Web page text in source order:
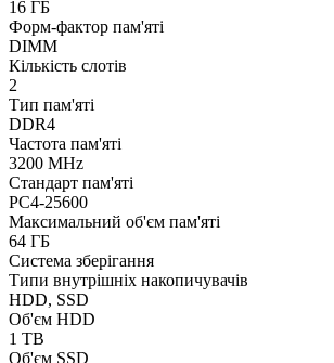
16 ГБ
Форм-фактор пам'яті
DIMM
Кількість слотів
2
Тип пам'яті
DDR4
Частота пам'яті
3200 MHz
Стандарт пам'яті
PC4-25600
Максимальний об'єм пам'яті
64 ГБ
Система зберігання
Типи внутрішніх накопичувачів
HDD, SSD
Об'єм HDD
1 TB
Об'єм SSD